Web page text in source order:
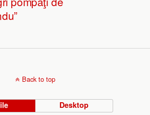
Back to top
Desktop